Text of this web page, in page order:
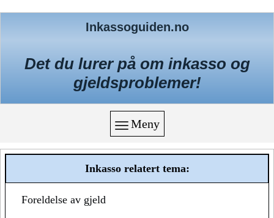
Inkassoguiden.no
Det du lurer på om inkasso og
gjeldsproblemer!
Meny
Inkasso relatert tema:
Foreldelse av gjeld